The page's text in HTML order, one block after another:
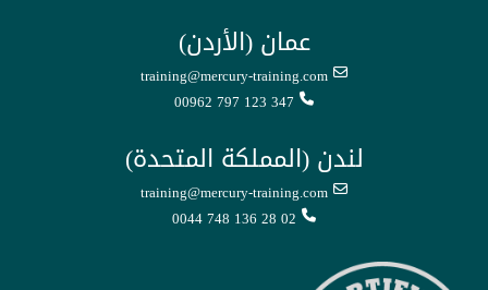
عمان (الأردن)
training@mercury-training.com
00962 797 123 347
لندن (المملكة المتحدة)
training@mercury-training.com
0044 748 136 28 02